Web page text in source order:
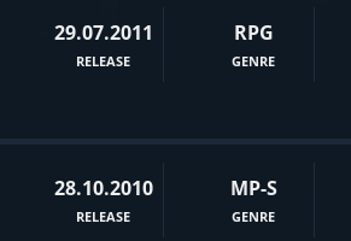
29.07.2011
RELEASE
RPG
GENRE
28.10.2010
RELEASE
MP-S
GENRE